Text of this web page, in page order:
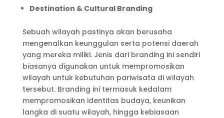
Destination & Cultural Branding
Sebuah wilayah pastinya akan berusaha
mengenalkan keunggulan serta potensi daerah
yang mereka miliki. Jenis dari branding ini sendiri
biasanya digunakan untuk mempromosikan
wilayah untuk kebutuhan pariwisata di wilayah
tersebut. Branding ini termasuk kedalam
mempromosikan identitas budaya, keunikan
langka di suatu wilayah, hingga kebiasaan